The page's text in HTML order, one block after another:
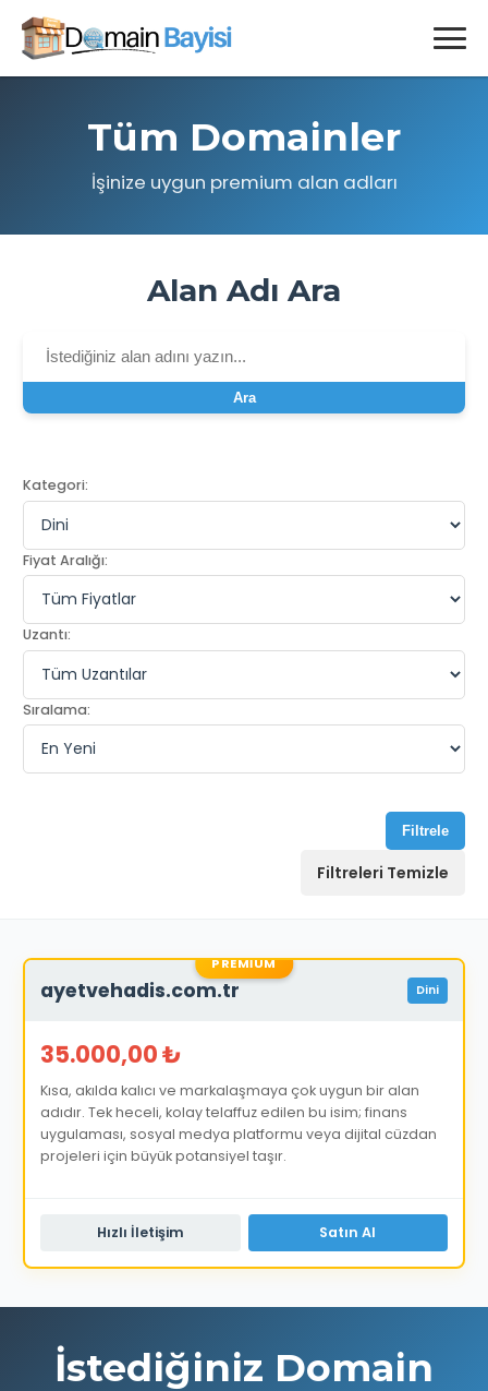
Tüm Domainler
İşinize uygun premium alan adları
Alan Adı Ara
Ara
Kategori:
Fiyat Aralığı:
Uzantı:
Sıralama:
Filtrele
Filtreleri Temizle
ayetvehadis.com.tr Dini
PREMIUM
35.000,00 ₺
Kısa, akılda kalıcı ve markalaşmaya çok uygun bir alan
adıdır. Tek heceli, kolay telaffuz edilen bu isim; finans
uygulaması, sosyal medya platformu veya dijital cüzdan
projeleri için büyük potansiyel taşır.
Hızlı İletişim Satın Al
İstediğiniz Domain